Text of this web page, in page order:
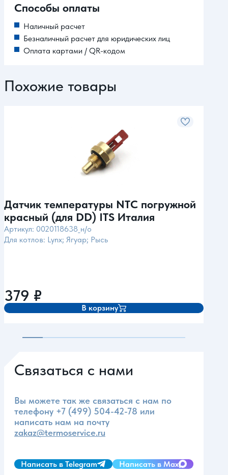
Способы оплаты
Наличный расчет
Безналичный расчет для юридических лиц
Оплата картами / QR-кодом
Похожие товары
Датчик температуры NTC погружной
красный (для DD) ITS Италия
Артикул: 0020118638_н/о
Для котлов: Lynx; Ягуар; Рысь
379 ₽
В корзину
Связаться с нами
Вы можете так же связаться с нам по
телефону +7 (499) 504-42-78 или
написать нам на почту
zakaz@termoservice.ru
Написать в Telegram Написать в Max